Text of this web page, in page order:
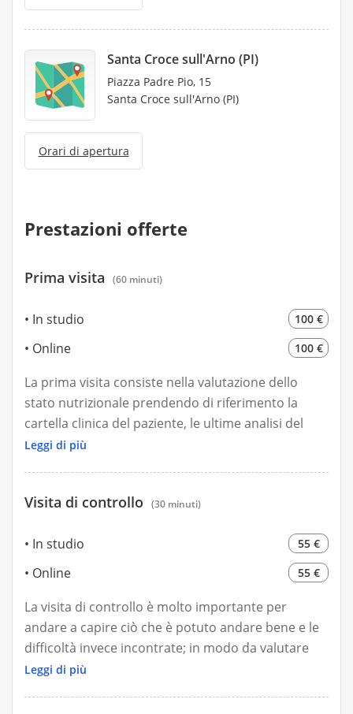
Santa Croce sull'Arno (PI)
Piazza Padre Pio, 15
Santa Croce sull'Arno (PI)
Orari di apertura
Prestazioni offerte
Prima visita (60 minuti)
In studio 100 €
Online 100 €
La prima visita consiste nella valutazione dello
stato nutrizionale prendendo di riferimento la
cartella clinica del paziente, le ultime analisi del
sangue e la valutazione del peso corporeo e la
esaminato ogni aspetto legato allo stato salute del
abitudini alimentari e allo stile di vita.
La valutazione della composizione corporea viene
effettuata con la Bia Akern 101 per poter capire la
percentuale di acqua, massa magra e massa
grassa che caratterizzano il corpo.
Insieme andremo a capire il percorso migliore per
poter raggiungere il totale benessere.
Leggi di più
Visita di controllo (30 minuti)
In studio 55 €
Online 55 €
La visita di controllo è molto importante per
andare a capire ciò che è potuto andare bene e le
difficoltà invece incontrate; in modo da valutare
possibili cambiamenti al piano o semplici consigli
Leggi di più